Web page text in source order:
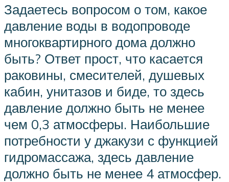
Задаетесь вопросом о том, какое
давление воды в водопроводе
многоквартирного дома должно
быть? Ответ прост, что касается
раковины, смесителей, душевых
кабин, унитазов и биде, то здесь
давление должно быть не менее
чем 0,3 атмосферы. Наибольшие
потребности у джакузи с функцией
гидромассажа, здесь давление
должно быть не менее 4 атмосфер.